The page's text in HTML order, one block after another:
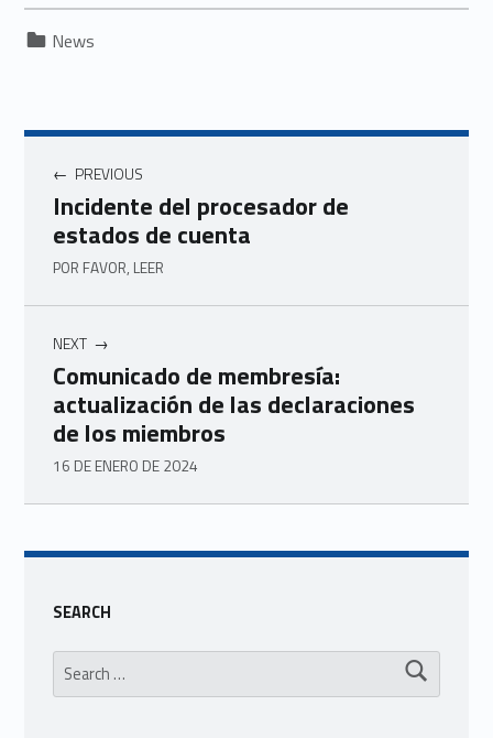
Categorized in:
News
PREVIOUS
Incidente del procesador de
estados de cuenta
POR FAVOR, LEER
NEXT
Comunicado de membresía:
actualización de las declaraciones
de los miembros
16 DE ENERO DE 2024
Skip back to main navigation
SEARCH
Search for: